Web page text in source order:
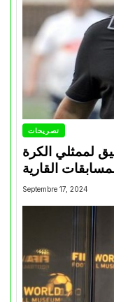
تصريحات
لممثلي الكرة
Septembre 17, 2024